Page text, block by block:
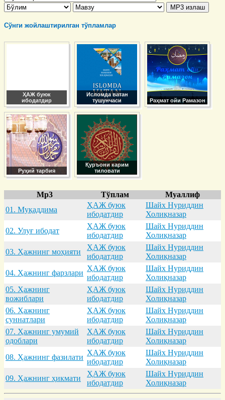
Сўнги жойлаштирилган тўпламлар
ҲАЖ буюк
ибодатдир
Исломда ватан
тушунчаси
Раҳмат ойи Рамазон
Руҳий тарбия
Қуръони карим
тиловати
Mp3 Тўплам
Муаллиф
01. Муқaддимa
ҲАЖ буюк
ибодатдир
Шайх Нуриддин
Холиқназар
02. Улуғ ибодaт
ҲАЖ буюк
ибодатдир
Шайх Нуриддин
Холиқназар
03. Ҳaжнинг моҳияти
ҲАЖ буюк
ибодатдир
Шайх Нуриддин
Холиқназар
04. Ҳaжнинг фaрзлaри
ҲАЖ буюк
ибодатдир
Шайх Нуриддин
Холиқназар
05. Ҳaжнинг
вожиблaри
ҲАЖ буюк
ибодатдир
Шайх Нуриддин
Холиқназар
06. Ҳaжнинг
суннaтлaри
ҲАЖ буюк
ибодатдир
Шайх Нуриддин
Холиқназар
07. Ҳaжнинг умумий
одоблaри
ҲАЖ буюк
ибодатдир
Шайх Нуриддин
Холиқназар
08. Ҳaжнинг фaзилaти
ҲАЖ буюк
ибодатдир
Шайх Нуриддин
Холиқназар
09. Ҳaжнинг ҳикмaти
ҲАЖ буюк
ибодатдир
Шайх Нуриддин
Холиқназар